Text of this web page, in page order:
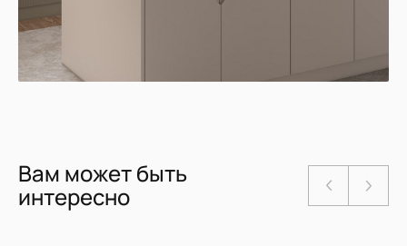
Вам может быть
интересно